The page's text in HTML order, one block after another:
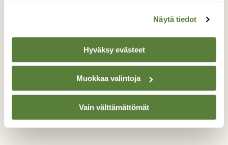
Näytä tiedot
Hyväksy evästeet
Muokkaa valintoja
Vain välttämättömät
meri ja luodot ovat erottamattomat.
muistuttamaan siitä, että Itämeri huutaa
huolenpitoamme.
Kuvaaja: Johanna Hägg
Kilpailun etusivulle